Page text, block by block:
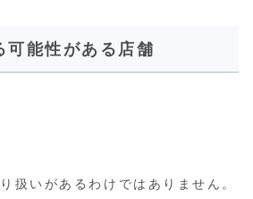
可能性がある店舗
扱いがあるわけではありません。